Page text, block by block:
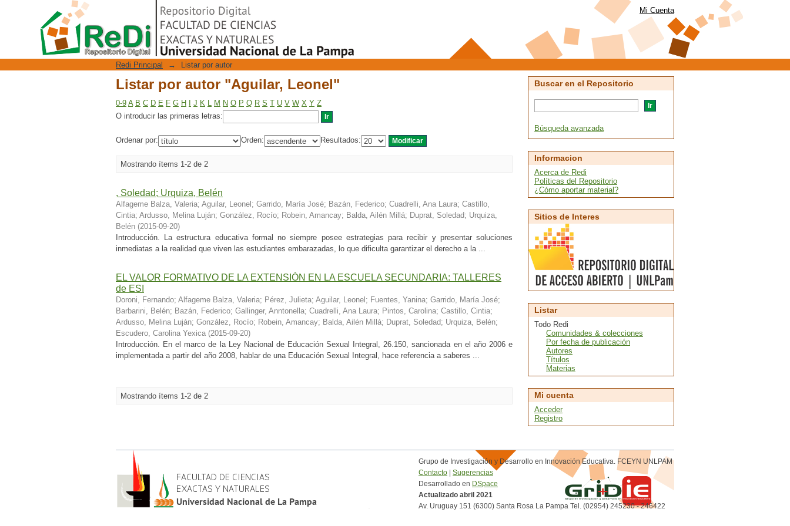
Listar por autor "Aguilar, Leonel"
Repositorio Digital Mi Cuenta
Redi Principal → Listar por autor
Listar por autor "Aguilar, Leonel"
0-9 A B C D E F G H J K L M N O P Q R S T U V W X Y Z
O introducir las primeras letras:
Ordenar por: Orden: Resultados:
Mostrando ítems 1-2 de 2
, Soledad; Urquiza, Belén
Alfageme Balza, Valeria; Aguilar, Leonel ; Garrido, María José; Bazán, Federico; Cuadrelli, Ana Laura; Castillo,
Cintia; Ardusso, Melina Luján; González, Rocío; Robein, Amancay; Balda, Ailén Millá; Duprat, Soledad; Urquiza,
Belén (2015-09-20)
Introducción. La estructura educativa formal no siempre posee estrategias para recibir y presentar soluciones
inmediatas a la realidad que viven las estudiantes embarazadas, lo que dificulta garantizar el derecho a la ...
EL VALOR FORMATIVO DE LA EXTENSIÓN EN LA ESCUELA SECUNDARIA: TALLERES
de ESI
Doroni, Fernando; Alfageme Balza, Valeria; Pérez, Julieta; Aguilar, Leonel ; Fuentes, Yanina; Garrido, María José;
Barbarini, Belén; Bazán, Federico; Gallinger, Anntonella; Cuadrelli, Ana Laura; Pintos, Carolina; Castillo, Cintia;
Ardusso, Melina Luján; González, Rocío; Robein, Amancay; Balda, Ailén Millá; Duprat, Soledad; Urquiza, Belén;
Escudero, Carolina Yexica (2015-09-20)
Introducción. En el marco de la Ley Nacional de Educación Sexual Integral, 26.150, sancionada en el año 2006 e
implementada a partir del año 2008, hablar de una Educación Sexual Integral, hace referencia a saberes ...
Mostrando ítems 1-2 de 2
Buscar en el Repositorio
Búsqueda avanzada
Informacion
Acerca de Redi
Políticas del Repositorio
¿Cómo aportar material?
Sitios de Interes
Listar
Todo Redi
Comunidades & colecciones
Por fecha de publicación
Autores
Títulos
Materias
Mi cuenta
Acceder
Registro
Grupo de Investigación y Desarrollo en Innovación Educativa. FCEYN UNLPAM
Contacto | Sugerencias
Desarrollado en DSpace
Actualizado abril 2021
Av. Uruguay 151 (6300) Santa Rosa La Pampa Tel. (02954) 245230 - 246422